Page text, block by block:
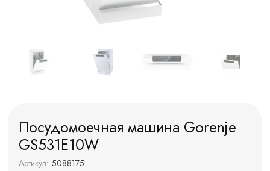
Посудомоечная машина Gorenje
GS531E10W
Артикул: 5088175